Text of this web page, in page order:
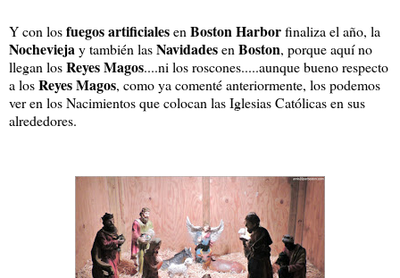
Y con losfuegos artificialesenBoston Harborfinaliza el año, la
Nocheviejay también lasNavidadesenBoston, porque aquí no
llegan losReyes Magos....ni los roscones.....aunque bueno respecto
a losReyes Magos, como ya comenté anteriormente, los podemos
ver en los Nacimientos que colocan las Iglesias Católicas en sus
alrededores.